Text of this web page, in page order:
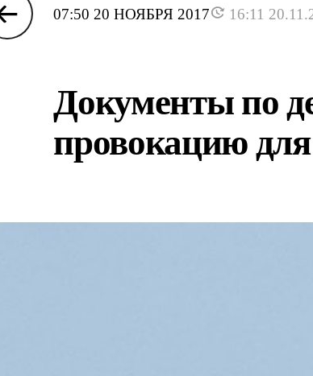
07:50 20 НОЯБРЯ 2017 16:11
Документы по
провокацию